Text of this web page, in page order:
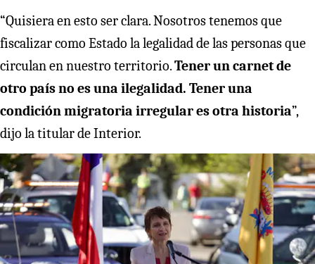
“Quisiera en esto ser clara. Nosotros tenemos que
fiscalizar como Estado la legalidad de las personas que
circulan en nuestro territorio.Tener un carnet de
otro país no es una ilegalidad. Tener una
condición migratoria irregular es otra historia”,
dijo la titular de Interior.